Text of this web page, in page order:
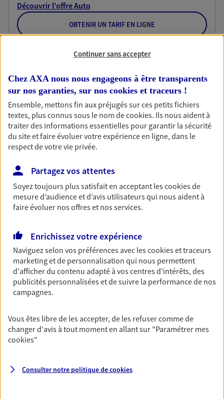
Découvrir l'offre Auto
OBTENIR UN TARIF EN LIGNE
Votre logement est unique, comme vous. Le
contrat Ma Maison assure votre sérénité en
protégeant ce qui vous tient à coeur.
Découvrir l'offre Habitation
OBTENIR UN TARIF EN LIGNE
Garantie Accidents de la Vie
Bricoleuse, féru de jardinage, pâtissier en herbe
ou grande lectrice… personne n'est à l'abri d'un
accident du quotidien. Avec Ma Protection
revenus.
Découvrir l'offre Garantie Accidents de la Vie
OBTENIR UN TARIF EN LIGNE
Gagnez en simplicité et en sérénité avec votre
assurance multirisque entreprise. Un contrat
unique pour protéger vos locaux, matériels pro,
responsabilité civile.
Continuer sans accepter
Chez AXA nous nous engageons à être transparents
sur nos garanties, sur nos cookies et traceurs !
Ensemble, mettons fin aux préjugés sur ces petits fichiers
textes, plus connus sous le nom decookies. Ils nous aident à
traiter des informations essentielles pour garantir la sécurité
du site et faire évoluer votre expérience en ligne, dans le
respect de votre vie privée.
Partagez vos attentes
Soyez toujours plus satisfait en acceptant lescookiesde
mesure d’audience et d’avis utilisateurs qui nous aident à
faire évoluer nos offres et nos services.
Enrichissez votre expérience
Naviguez selon vos préférences avec lescookies et traceurs
marketing et de personnalisation qui nous permettent
d'afficher du contenu adapté à vos centres d'intérêts, des
publicités personnalisées et de suivre la performance de nos
campagnes.
Vous êtes libre de les accepter, de les refuser comme de
changer d'avis à tout moment en allant sur "Paramétrer mes
cookies"
Consulter notre politique decookies